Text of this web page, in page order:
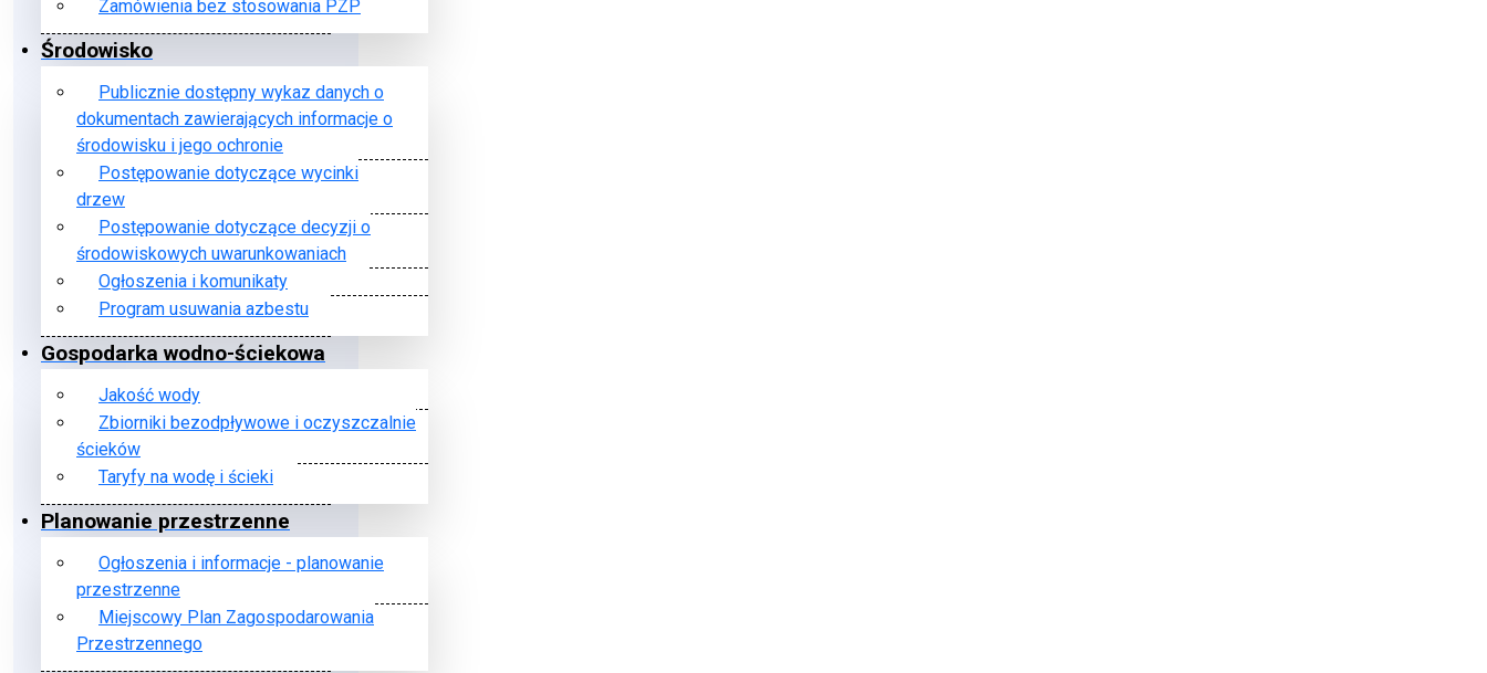
Zamówienia bez stosowania PZP
Środowisko
Publicznie dostępny wykaz danych o
dokumentach zawierających informacje o
środowisku i jego ochronie
Postępowanie dotyczące wycinki
drzew
Postępowanie dotyczące decyzji o
środowiskowych uwarunkowaniach
Ogłoszenia i komunikaty
Program usuwania azbestu
Gospodarka wodno-ściekowa
Jakość wody
Zbiorniki bezodpływowe i oczyszczalnie
ścieków
Taryfy na wodę i ścieki
Planowanie przestrzenne
Ogłoszenia i informacje - planowanie
przestrzenne
Miejscowy Plan Zagospodarowania
Przestrzennego